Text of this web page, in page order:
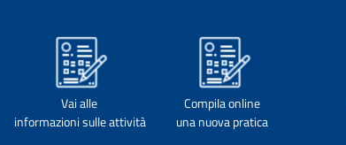
Vai alle
informazioni sulle attività
Compila online
una nuova pratica